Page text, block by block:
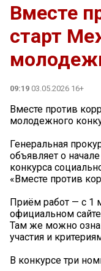
Вместе
старт
09:19 03.05.2026 16+
Вместе против
молодежного
Генеральная
объявляет о
конкурса
«Вместе против
Приём работ — с 1
официальном
Там же можно
участия и
В конкурсе три